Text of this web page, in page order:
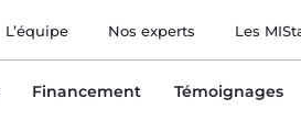
L’équipe Nos experts Les
Financement Témoignages